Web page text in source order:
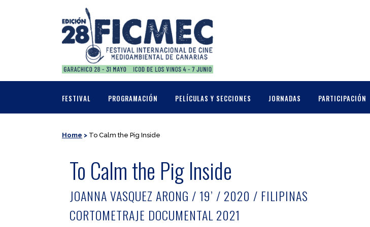
FESTIVAL PROGRAMACIÓN PELÍCULAS Y SECCIONES JORNADAS PARTICIPACIÓN
Home > To Calm the Pig Inside
To Calm the Pig Inside
JOANNA VASQUEZ ARONG / 19’ / 2020 / FILIPINAS
CORTOMETRAJE DOCUMENTAL 2021